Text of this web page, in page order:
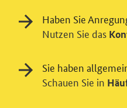
Haben Sie
Nutzen Sie das
Sie haben
Schauen Sie in